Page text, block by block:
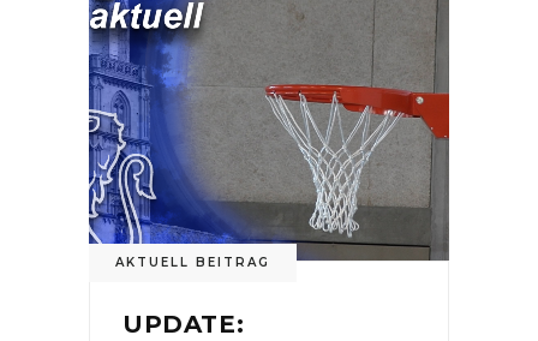
AKTUELL BEITRAG
UPDATE: